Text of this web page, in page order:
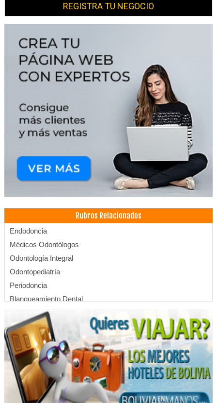
REGISTRA TU NEGOCIO
Rubros Relacionados
Endodoncia
Médicos Odontólogos
Odontología Integral
Odontopediatría
Periodoncia
Blanqueamiento Dental
Consultorio Dental
Dentistas
Odontología
Endoscopías
Ecografías
Médicos Cirugía Gastroenterológica
Médicos Ecografistas